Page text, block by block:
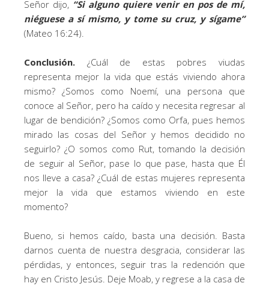
Señor dijo, “Si alguno quiere venir en pos de mí,
niéguese a sí mismo, y tome su cruz, y sígame”
(Mateo 16:24).
Conclusión. ¿Cuál de estas pobres viudas
representa mejor la vida que estás viviendo ahora
mismo? ¿Somos como Noemí, una persona que
conoce al Señor, pero ha caído y necesita regresar al
lugar de bendición? ¿Somos como Orfa, pues hemos
mirado las cosas del Señor y hemos decidido no
seguirlo? ¿O somos como Rut, tomando la decisión
de seguir al Señor, pase lo que pase, hasta que Él
nos lleve a casa? ¿Cuál de estas mujeres representa
mejor la vida que estamos viviendo en este
momento?
Bueno, si hemos caído, basta una decisión. Basta
darnos cuenta de nuestra desgracia, considerar las
pérdidas, y entonces, seguir tras la redención que
hay en Cristo Jesús. Deje Moab, y regrese a la casa de